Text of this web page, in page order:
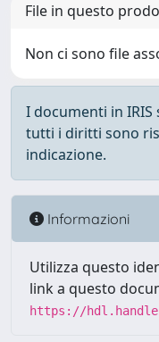
File in questo
Non ci sono file
I documenti in
tutti i diritti sono
indicazione.
Informazioni
Utilizza questo
link a questo
https://